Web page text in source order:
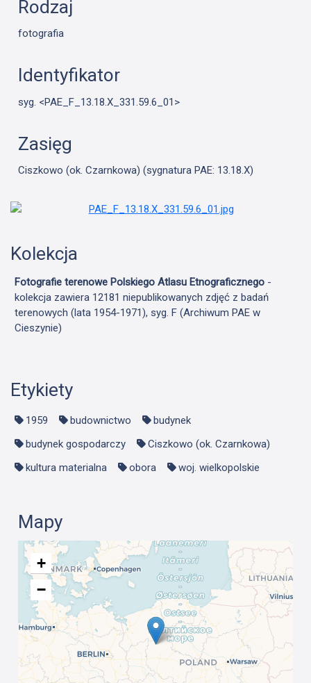
Rodzaj
fotografia
Identyfikator
syg. <PAE_F_13.18.X_331.59.6_01>
Zasięg
Ciszkowo (ok. Czarnkowa) (sygnatura PAE: 13.18.X)
Kolekcja
Fotografie terenowe Polskiego Atlasu Etnograficznego -
kolekcja zawiera 12181 niepublikowanych zdjęć z badań
terenowych (lata 1954-1971), syg. F (Archiwum PAE w
Cieszynie)
Etykiety
1959 budownictwo
budynek
budynek gospodarczy
Ciszkowo (ok. Czarnkowa)
kultura materialna
obora woj. wielkopolskie
Mapy
+
−